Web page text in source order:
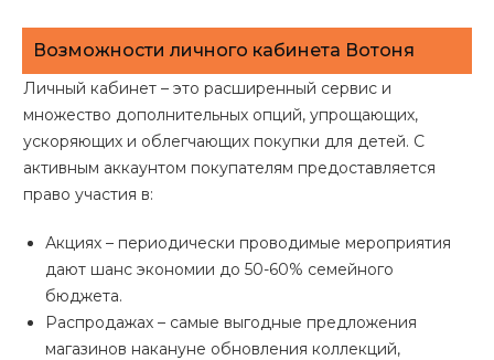
Возможности личного кабинета Вотоня
Личный кабинет – это расширенный сервис и
множество дополнительных опций, упрощающих,
ускоряющих и облегчающих покупки для детей. С
активным аккаунтом покупателям предоставляется
право участия в:
Акциях – периодически проводимые мероприятия
дают шанс экономии до 50-60% семейного
бюджета.
Распродажах – самые выгодные предложения
магазинов накануне обновления коллекций,